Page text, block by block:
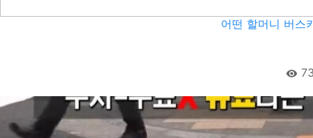
어떤 할머니 버스